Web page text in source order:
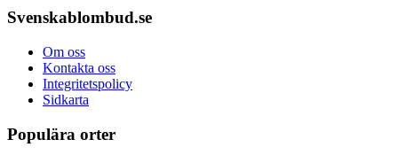
Svenskablombud.se
Om oss
Kontakta oss
Integritetspolicy
Sidkarta
Populära orter